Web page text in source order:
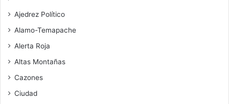
Ajedrez Político
Alamo-Temapache
Alerta Roja
Altas Montañas
Cazones
Ciudad